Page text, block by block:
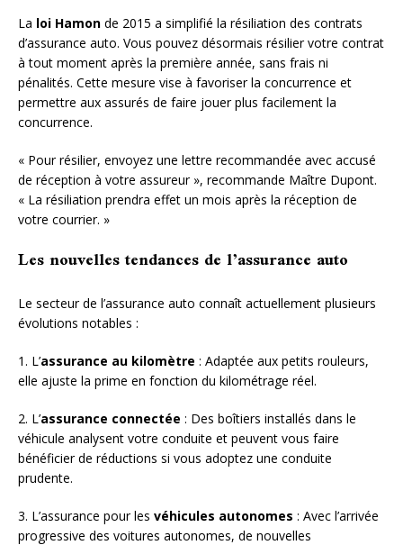
La loi Hamon de 2015 a simplifié la résiliation des contrats
d’assurance auto. Vous pouvez désormais résilier votre contrat
à tout moment après la première année, sans frais ni
pénalités. Cette mesure vise à favoriser la concurrence et
permettre aux assurés de faire jouer plus facilement la
concurrence.
« Pour résilier, envoyez une lettre recommandée avec accusé
de réception à votre assureur », recommande Maître Dupont.
« La résiliation prendra effet un mois après la réception de
votre courrier. »
Les nouvelles tendances de l’assurance auto
Le secteur de l’assurance auto connaît actuellement plusieurs
évolutions notables :
1. L’assurance au kilomètre : Adaptée aux petits rouleurs,
elle ajuste la prime en fonction du kilométrage réel.
2. L’assurance connectée : Des boîtiers installés dans le
véhicule analysent votre conduite et peuvent vous faire
bénéficier de réductions si vous adoptez une conduite
prudente.
3. L’assurance pour les véhicules autonomes : Avec l’arrivée
progressive des voitures autonomes, de nouvelles